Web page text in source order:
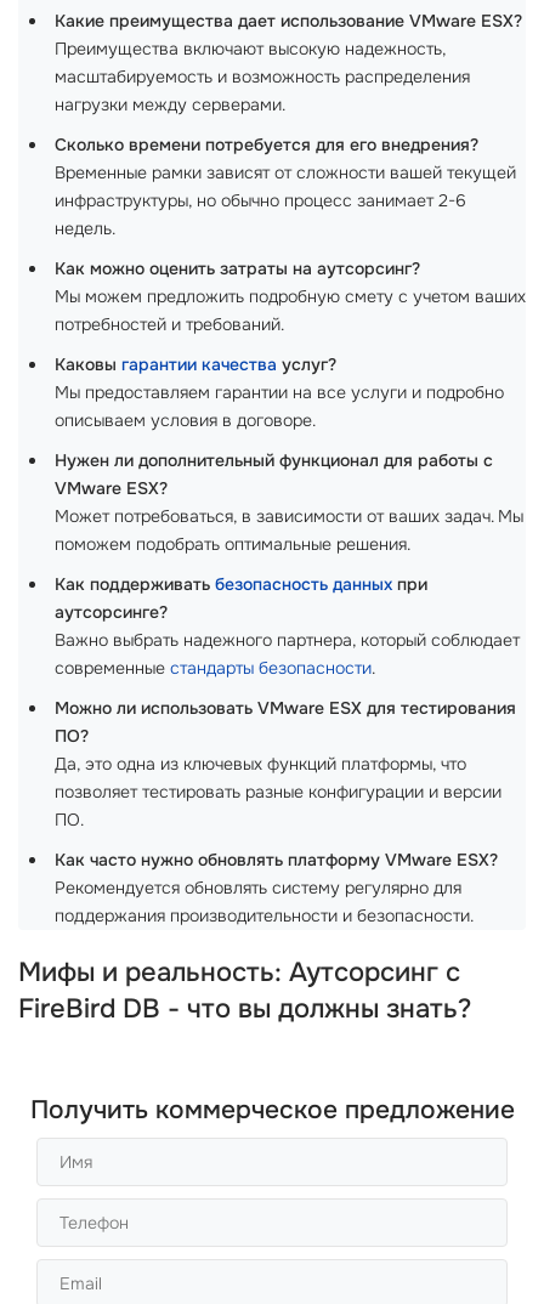
Какие преимущества дает использование VMware ESX?
Преимущества включают высокую надежность,
масштабируемость и возможность распределения
нагрузки между серверами.
Сколько времени потребуется для его внедрения?
Временные рамки зависят от сложности вашей текущей
инфраструктуры, но обычно процесс занимает 2-6
недель.
Как можно оценить затраты на аутсорсинг?
Мы можем предложить подробную смету с учетом ваших
потребностей и требований.
Каковы гарантии качества услуг?
Мы предоставляем гарантии на все услуги и подробно
описываем условия в договоре.
Нужен ли дополнительный функционал для работы с
VMware ESX?
Может потребоваться, в зависимости от ваших задач. Мы
поможем подобрать оптимальные решения.
Как поддерживать безопасность данных при
аутсорсинге?
Важно выбрать надежного партнера, который соблюдает
современные стандарты безопасности.
Можно ли использовать VMware ESX для тестирования
ПО?
Да, это одна из ключевых функций платформы, что
позволяет тестировать разные конфигурации и версии
ПО.
Как часто нужно обновлять платформу VMware ESX?
Рекомендуется обновлять систему регулярно для
поддержания производительности и безопасности.
Мифы и реальность: Аутсорсинг с
FireBird DB - что вы должны знать?
Получить коммерческое предложение